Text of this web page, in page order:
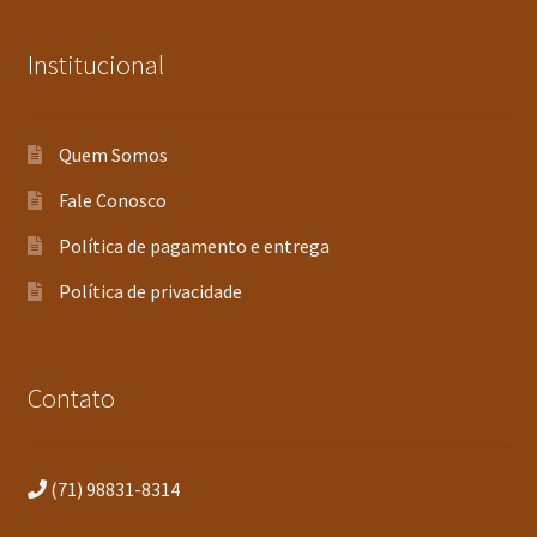
Institucional
Quem Somos
Fale Conosco
Política de pagamento e entrega
Política de privacidade
Contato
(71) 98831-8314